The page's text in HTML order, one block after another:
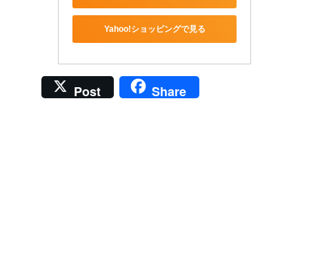
Yahoo!ショッピングで見る
Post Share